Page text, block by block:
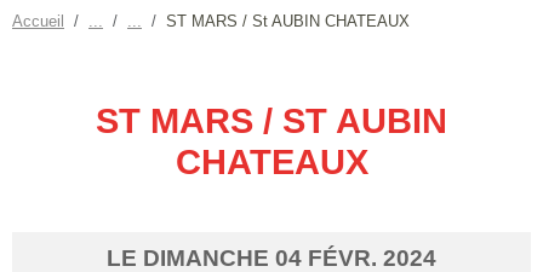
Accueil ST MARS / St AUBIN CHATEAUX
ST MARS / ST AUBIN
CHATEAUX
LE DIMANCHE 04 FÉVR. 2024